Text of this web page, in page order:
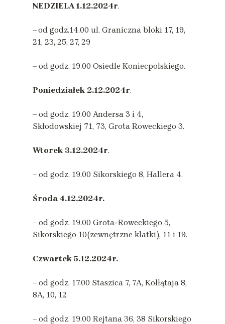
NEDZIELA 1.12.2024r.
–od godz.14.00 ul. Graniczna bloki 17, 19,
21, 23, 25, 27, 29
– od godz. 19.00 Osiedle Koniecpolskiego.
Poniedziałek 2.12.2024r.
– od godz. 19.00 Andersa 3 i 4,
Skłodowskiej 71, 73, Grota Roweckiego 3.
Wtorek 3.12.2024r.
– od godz. 19.00 Sikorskiego 8, Hallera 4.
Środa 4.12.2024r.
– od godz. 19.00 Grota-Roweckiego 5,
Sikorskiego 10(zewnętrzne klatki), 11 i 19.
Czwartek 5.12.2024r.
– od godz. 17.00 Staszica 7, 7A, Kołłątaja 8,
8A, 10, 12
– od godz. 19.00 Rejtana 36, 38 Sikorskiego